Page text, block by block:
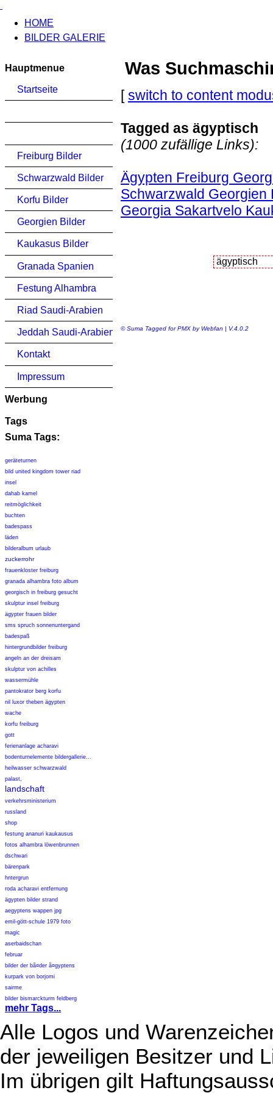
HOME
BILDER GALERIE
Hauptmenue
Startseite
Freiburg Bilder
Schwarzwald Bilder
Korfu Bilder
Georgien Bilder
Kaukasus Bilder
Granada Spanien
Festung Alhambra
Riad Saudi-Arabien
Jeddah Saudi-Arabien
Kontakt
Impressum
Werbung
Tags
Suma Tags:
geräteturnen
bild united kingdom tower riad
insel
dahab kamel
reitmöglichkeit
buchten
badespass
läden
bilderalbum urlaub
zuckerrohr
frauenkloster freiburg
granada alhambra foto album
georgisch in freiburg gesucht
skulptur insel freiburg
ägypter frauen bilder
sms spruch sonnenuntergand
badespaß
hintergrundbilder freiburg
angeln an der dreisam
skulptur von achilles
wassermühle
pantokrator berg korfu
nil luxor theben ägypten
wache
korfu freiburg
gott
ferienanlage acharavi
bodenturnelemente bildergallerie...
heilwasser schwarzwald
palast,
landschaft
verkehrsministerium
russland
shop
festung ananuri kaukausus
fotos alhambra löwenbrunnen
dschwari
bärenpark
hntergrun
roda acharavi entfernung
ägypten bilder strand
aegyptens wappen jpg
emil-gött-schule 1979 foto
magic
aserbaidschan
februar
bilder der bã¤der ã¤gyptens
kurpark von borjomi
sairme
bilder bismarckturm feldberg
mehr Tags...
Was
[switch to content
Tagged as ägyptisch
(1000 zufällige Links):
Ägypten Freiburg
Schwarzwald Georgien
Georgia Sakartvelo
© Suma Tagged for PMX by Webfan | V.4.0.2
Alle Logos und
der jeweiligen Besitzer und
Im übrigen gilt